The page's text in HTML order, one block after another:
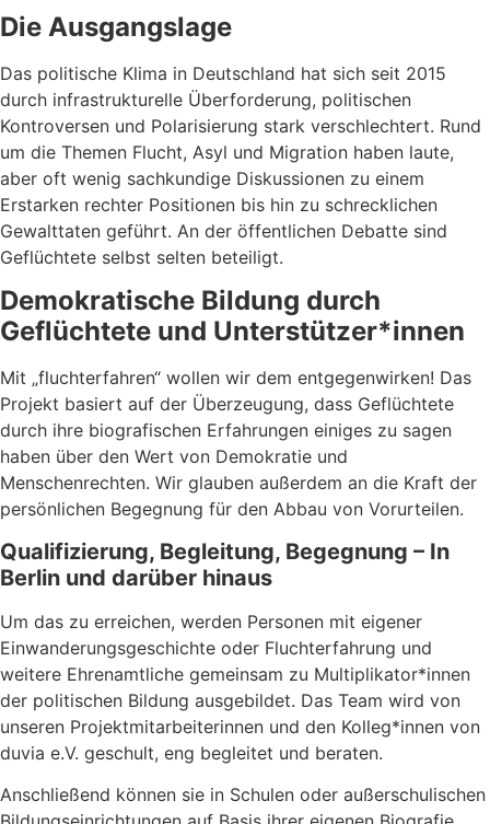
Die Ausgangslage
Das politische Klima in Deutschland hat sich seit 2015
durch infrastrukturelle Überforderung, politischen
Kontroversen und Polarisierung stark verschlechtert. Rund
um die Themen Flucht, Asyl und Migration haben laute,
aber oft wenig sachkundige Diskussionen zu einem
Erstarken rechter Positionen bis hin zu schrecklichen
Gewalttaten geführt. An der öffentlichen Debatte sind
Geflüchtete selbst selten beteiligt.
Demokratische Bildung durch
Geflüchtete und Unterstützer*innen
Mit „fluchterfahren“ wollen wir dem entgegenwirken! Das
Projekt basiert auf der Überzeugung, dass Geflüchtete
durch ihre biografischen Erfahrungen einiges zu sagen
haben über den Wert von Demokratie und
Menschenrechten. Wir glauben außerdem an die Kraft der
persönlichen Begegnung für den Abbau von Vorurteilen.
Qualifizierung, Begleitung, Begegnung – In
Berlin und darüber hinaus
Um das zu erreichen, werden Personen mit eigener
Einwanderungsgeschichte oder Fluchterfahrung und
weitere Ehrenamtliche gemeinsam zu Multiplikator*innen
der politischen Bildung ausgebildet. Das Team wird von
unseren Projektmitarbeiterinnen und den Kolleg*innen von
duvia e.V. geschult, eng begleitet und beraten.
Anschließend können sie in Schulen oder außerschulischen